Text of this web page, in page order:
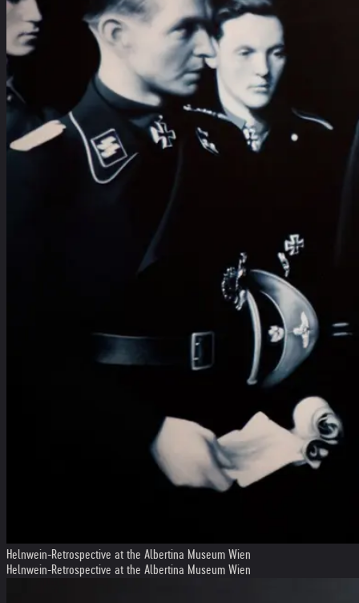
Helnwein-Retrospective at the Albertina Museum Wien
Helnwein-Retrospective at the Albertina Museum Wien